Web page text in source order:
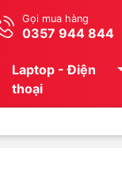
Gọi mua hàng
0357 944 844
Laptop - Điện
thoại